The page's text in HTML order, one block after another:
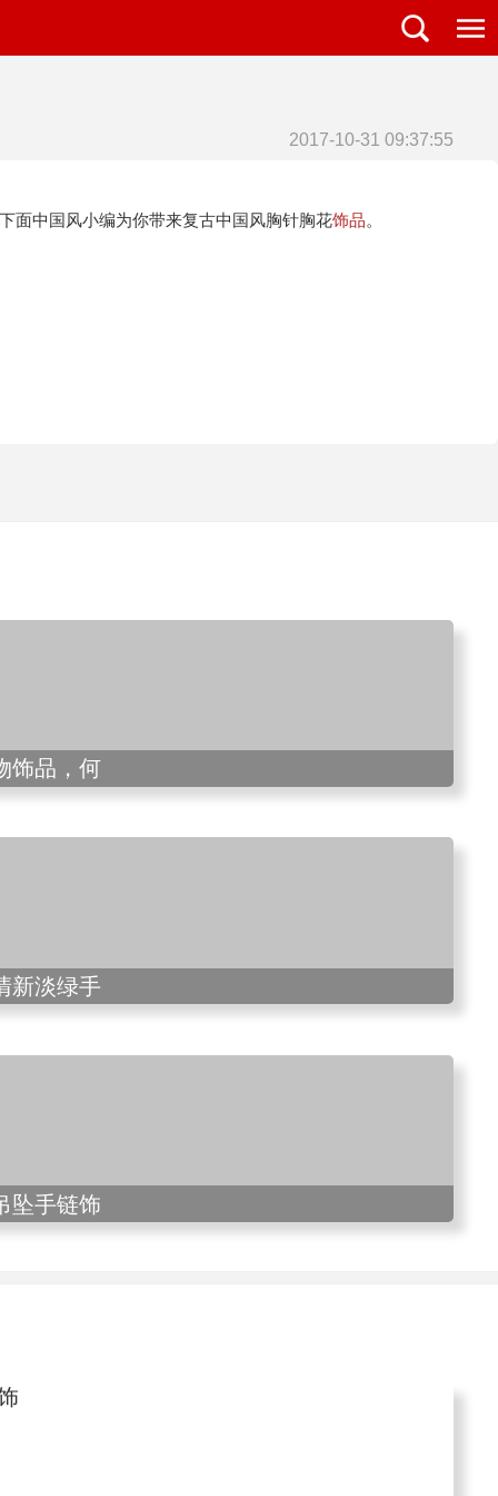
2017-10-31 09:37:55
中国风小编为你带来复古中国风胸针胸花饰品。
饰品，何
新淡绿手
坠手链饰